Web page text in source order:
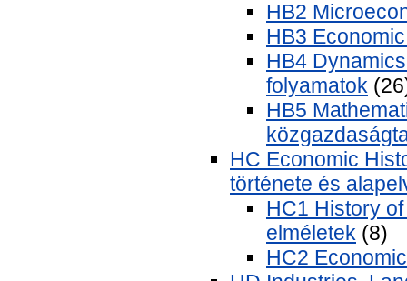
HB2
HB3
HB4
folyamatok
HB5
HC Economic
története és
HC1 History
elméletek (8)
HC2